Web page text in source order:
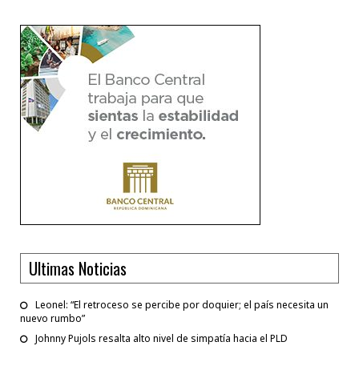
Ultimas Noticias
Leonel: “El retroceso se percibe por doquier; el país necesita un
nuevo rumbo”
Johnny Pujols resalta alto nivel de simpatía hacia el PLD